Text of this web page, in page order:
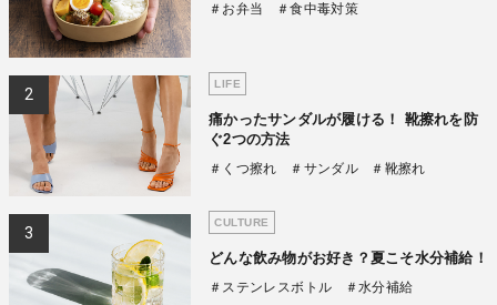
＃お弁当 ＃食中毒対策
LIFE
痛かったサンダルが履ける！ 靴擦れを防
ぐ2つの方法
＃くつ擦れ ＃サンダル ＃靴擦れ
CULTURE
どんな飲み物がお好き？夏こそ水分補給！
＃ステンレスボトル ＃水分補給